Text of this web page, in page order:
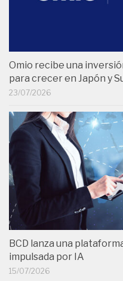
Omio recibe una
para crecer en Japón y
23/07/2026
BCD lanza una
impulsada por IA
15/07/2026